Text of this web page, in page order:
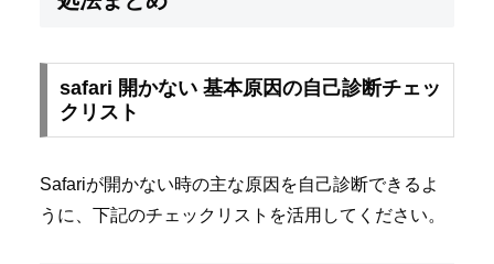
safari 開かない 基本原因の自己診断チェッ
クリスト
Safariが開かない時の主な原因を自己診断できるよ
うに、下記のチェックリストを活用してください。